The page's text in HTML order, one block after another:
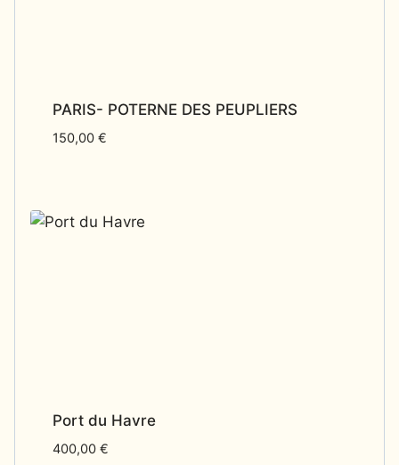
PARIS- POTERNE DES PEUPLIERS
150,00 €
Port du Havre
400,00 €